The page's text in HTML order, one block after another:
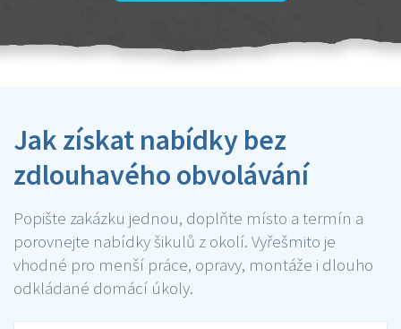
Jak získat nabídky bez
zdlouhavého obvolávání
Popište zakázku jednou, doplňte místo a termín a
porovnejte nabídky šikulů z okolí. Vyřešmito je
vhodné pro menší práce, opravy, montáže i dlouho
odkládané domácí úkoly.